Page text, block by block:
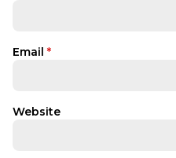
Email *
Website